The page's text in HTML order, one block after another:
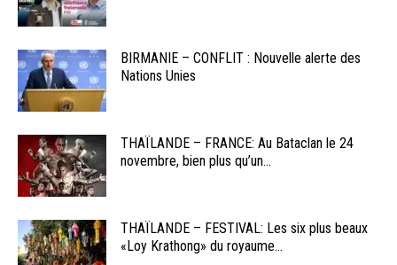
BIRMANIE – CONFLIT : Nouvelle alerte des
Nations Unies
THAÏLANDE – FRANCE: Au Bataclan le 24
novembre, bien plus qu’un...
THAÏLANDE – FESTIVAL: Les six plus beaux
«Loy Krathong» du royaume...